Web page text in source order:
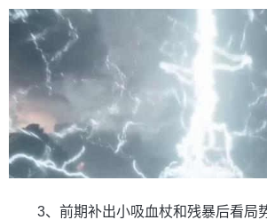
3、前期补出小吸血杖和残暴后看局